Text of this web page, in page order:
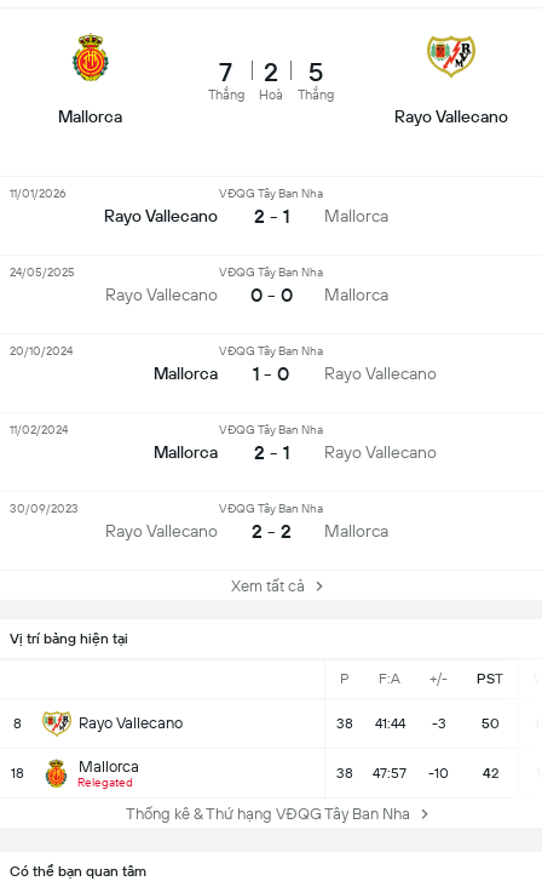
Vị trí bảng hiện tại
P F:A +/- PST
8 Rayo Vallecano 38 41:44 -3 50
18 Mallorca
Relegated
38 47:57 -10 42
Thống kê & Thứ hạng VĐQG Tây Ban Nha
Mallorca
7
Thắng
2
Hoà
5
Thắng
Rayo Vallecano
Rayo Vallecano
VĐQG Tây Ban Nha
2 - 1 Mallorca
11/01/2026
Rayo Vallecano
VĐQG Tây Ban Nha
0 - 0 Mallorca
24/05/2025
Mallorca
VĐQG Tây Ban Nha
1 - 0 Rayo Vallecano
20/10/2024
Mallorca
VĐQG Tây Ban Nha
2 - 1 Rayo Vallecano
11/02/2024
Rayo Vallecano
VĐQG Tây Ban Nha
2 - 2 Mallorca
30/09/2023
Xem tất cả
Có thể bạn quan tâm